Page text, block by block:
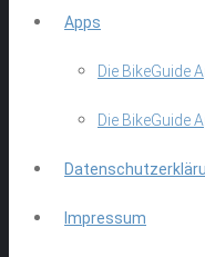
Apps
Die BikeGuide
Die BikeGuide
Impressum